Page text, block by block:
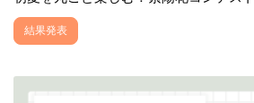
結果発表